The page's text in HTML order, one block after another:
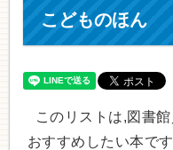
こどものほん
このリストは,図書
おすすめしたい本です